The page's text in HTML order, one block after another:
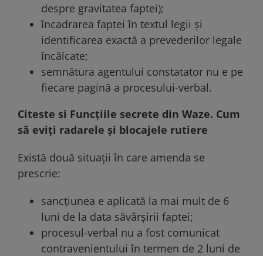
despre gravitatea faptei);
încadrarea faptei în textul legii și
identificarea exactă a prevederilor legale
încălcate;
semnătura agentului constatator nu e pe
fiecare pagină a procesului-verbal.
Citeste si Funcţiile secrete din Waze. Cum
să eviţi radarele şi blocajele rutiere
Există două situații în care amenda se
prescrie:
sancțiunea e aplicată la mai mult de 6
luni de la data săvârșirii faptei;
procesul-verbal nu a fost comunicat
contravenientului în termen de 2 luni de